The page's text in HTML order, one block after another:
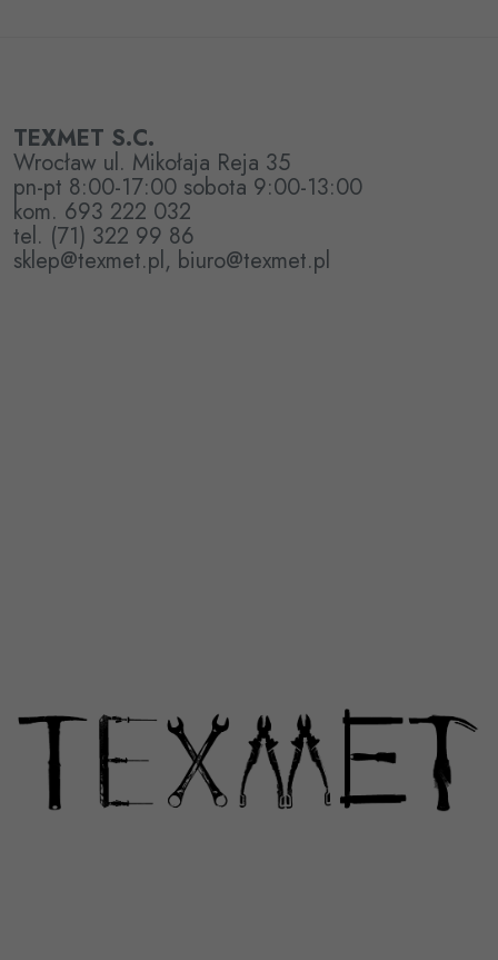
TEXMET S.C.
Wrocław ul. Mikołaja Reja 35
pn-pt 8:00-17:00 sobota 9:00-13:00
kom. 693 222 032
tel. (71) 322 99 86
sklep@texmet.pl, biuro@texmet.pl